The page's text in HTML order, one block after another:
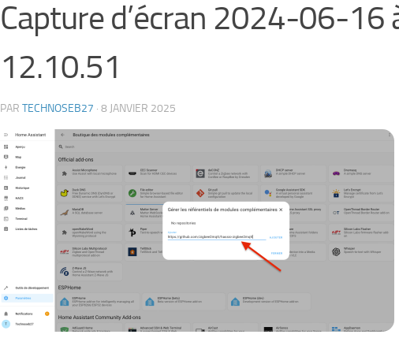
Capture d’écran 2024-06-16
12.10.51
PAR TECHNOSEB27 · 8 JANVIER 2025